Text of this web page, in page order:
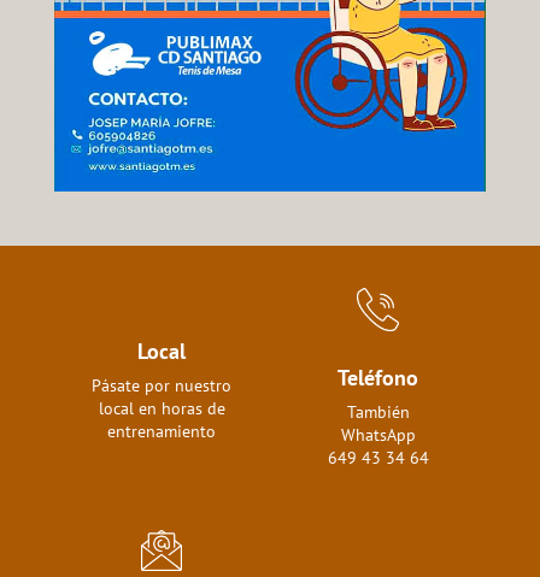
Local
Pásate por nuestro
local en horas de
entrenamiento
Teléfono
También
WhatsApp
649 43 34 64